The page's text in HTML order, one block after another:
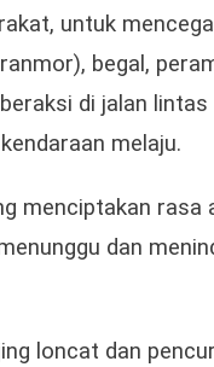
untuk
begal,
di jalan
melaju.
menciptakan rasa
dan
loncat dan